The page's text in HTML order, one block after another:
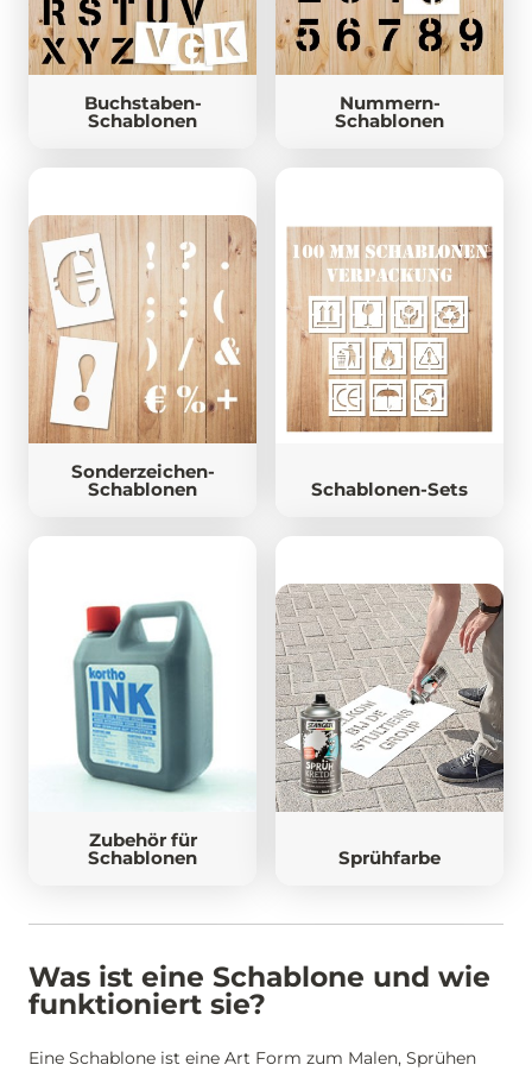
Buchstaben-
Schablonen
Nummern-
Schablonen
Sonderzeichen-
Schablonen Schablonen-Sets
Zubehör für
Schablonen Sprühfarbe
Was ist eine Schablone und wie
funktioniert sie?
Eine Schablone ist eine Art Form zum Malen, Sprühen